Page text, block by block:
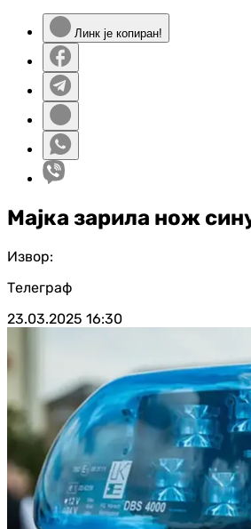
Линк је копиран!
Мајка зарила нож
Извор:
Телеграф
23.03.2025 16:30